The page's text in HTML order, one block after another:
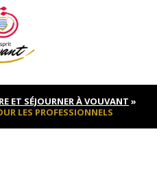
ET SÉJOURNER À VOUVANT »
LES PROFESSIONNELS